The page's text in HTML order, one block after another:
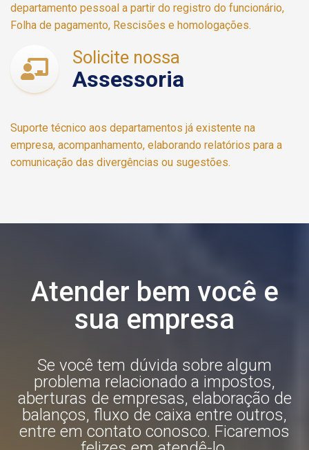
departamento pessoal a partir do registro do funcionário,
Folha de pagamento, Rescisões e homologações.
Solicite nossa
Assessoria
Suporte técnico aos departamentos já existente na
empresa, acompanhamento, elaborando relatórios para a
comunicação das divergências ou sugestões.
Atender bem você e
sua empresa
Se você tem dúvida sobre algum
problema relacionado a impostos,
aberturas de empresas, elaboração de
balanços, fluxo de caixa entre outros,
entre em contato conosco. Ficaremos